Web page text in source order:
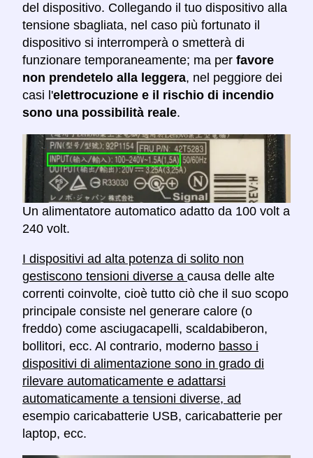
del dispositivo. Collegando il tuo dispositivo alla
tensione sbagliata, nel caso più fortunato il
dispositivo si interromperà o smetterà di
funzionare temporaneamente; ma per favore
non prendetelo alla leggera, nel peggiore dei
casi l'elettrocuzione e il rischio di incendio
sono una possibilità reale.
Un alimentatore automatico adatto da 100 volt a
240 volt.
I dispositivi ad alta potenza di solito non
gestiscono tensioni diverse a causa delle alte
correnti coinvolte, cioè tutto ciò che il suo scopo
principale consiste nel generare calore (o
freddo) come asciugacapelli, scaldabiberon,
bollitori, ecc. Al contrario, moderno basso i
dispositivi di alimentazione sono in grado di
rilevare automaticamente e adattarsi
automaticamente a tensioni diverse, ad
esempio caricabatterie USB, caricabatterie per
laptop, ecc.